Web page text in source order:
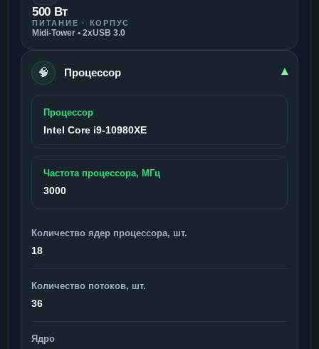
500 Вт
ПИТАНИЕ · КОРПУС
Midi-Tower • 2xUSB 3.0
🧠 Процессор ▾
Процессор
Intel Core i9-10980XE
Частота процессора, МГц
3000
Количество ядер процессора, шт.
18
Количество потоков, шт.
36
Ядро